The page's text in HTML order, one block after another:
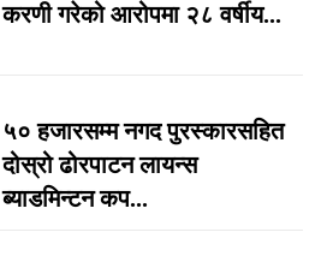
करणी गरेको आरोपमा २८ वर्षीय...
५० हजारसम्म नगद पुरस्कारसहित
दोस्रो ढोरपाटन लायन्स
ब्याडमिन्टन कप...